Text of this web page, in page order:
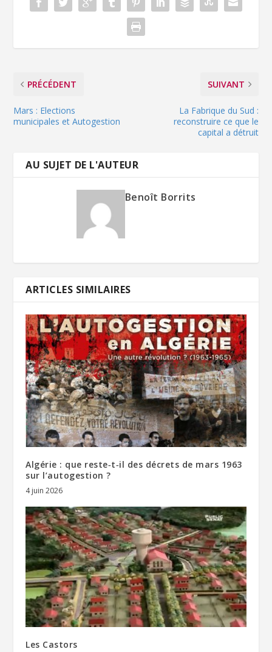
PRÉCÉDENT
Mars : Elections
municipales et Autogestion
SUIVANT
La Fabrique du Sud :
reconstruire ce que le
capital a détruit
AU SUJET DE L'AUTEUR
Benoît Borrits
ARTICLES SIMILAIRES
Algérie : que reste‑t‑il des décrets de mars 1963
sur l’autogestion ?
4 juin 2026
Les Castors